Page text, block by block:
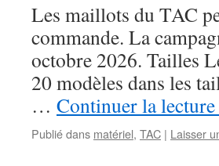
Les maillots du TAC
commande. La
octobre 2026. Tailles
20 modèles dans les
… Continuer la lecture
Publié dans matériel, TAC | Laisser